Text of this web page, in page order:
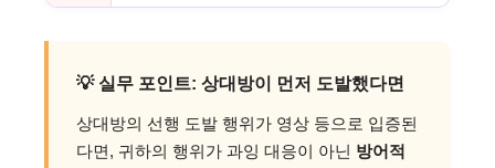
💡 실무 포인트: 상대방이 먼저 도발했다면
상대방의 선행 도발 행위가 영상 등으로 입증된
다면, 귀하의 행위가 과잉 대응이 아닌 방어적